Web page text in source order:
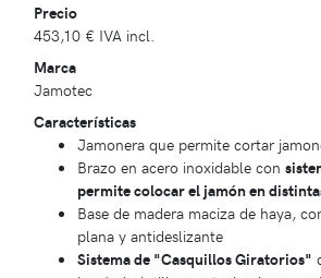
Precio
453,10 € IVA incl.
Marca
Jamotec
Características
Jamonera que permite cortar
Brazo en acero inoxidable con
permite colocar el jamón en
Base de madera maciza de haya,
plana y antideslizante
Sistema de "Casquillos Giratorios"